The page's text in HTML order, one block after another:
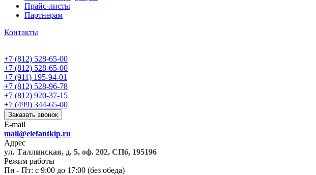
Прайс-листы
Партнерам
Контакты
+7 (812) 528-65-00
+7 (812) 528-65-00
+7 (911) 195-94-01
+7 (812) 528-96-78
+7 (812) 920-37-15
+7 (499) 344-65-00
Заказать звонок
E-mail
mail@elefantkip.ru
Адрес
ул. Таллинская, д. 5, оф. 202, СПб, 195196
Режим работы
Пн - Пт: с 9:00 до 17:00 (без обеда)